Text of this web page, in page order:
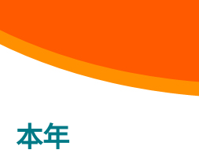
的
始
本年